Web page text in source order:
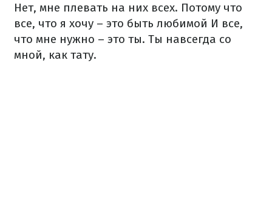
Нет, мне плевать на них всех. Потому что
все, что я хочу – это быть любимой И все,
что мне нужно – это ты. Ты навсегда со
мной, как тату.